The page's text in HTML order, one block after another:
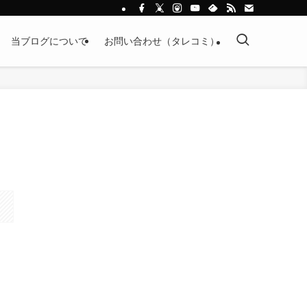
当ブログについて お問い合わせ（タレコミ）